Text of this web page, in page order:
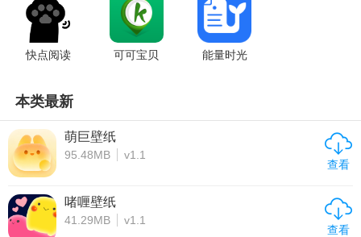
ng)
快点阅读 可可宝贝 能量时光
本类最新
萌巨壁纸
95.48MB v1.1
查看
啫喱壁纸
41.29MB v1.1
查看